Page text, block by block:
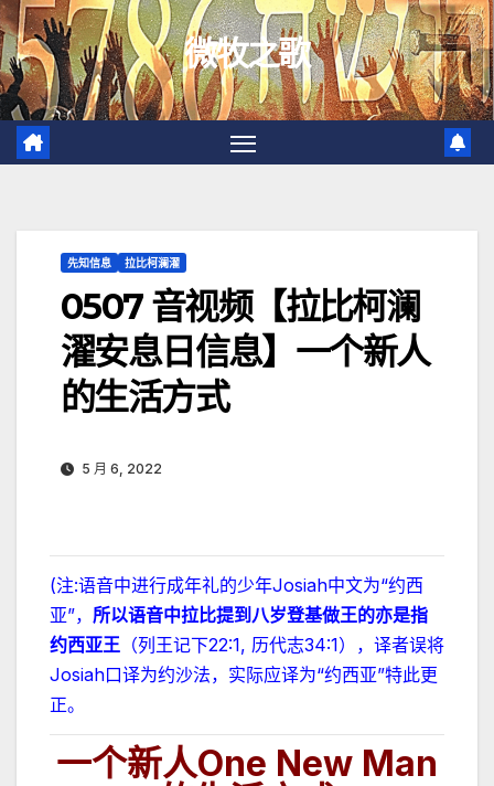
跳
至
内
容
微牧之歌
先知信息 拉比柯澜濯
0507 音视频【拉比柯澜
濯安息日信息】一个新人
的生活方式
5 月 6, 2022
(注:语音中进行成年礼的少年Josiah中文为“约西
亚”， 所以语音中拉比提到八岁登基做王的亦是指
约西亚王 （列王记下22:1, 历代志34:1），译者误将
Josiah口译为约沙法，实际应译为“约西亚”特此更
正。
一个新人One New Man